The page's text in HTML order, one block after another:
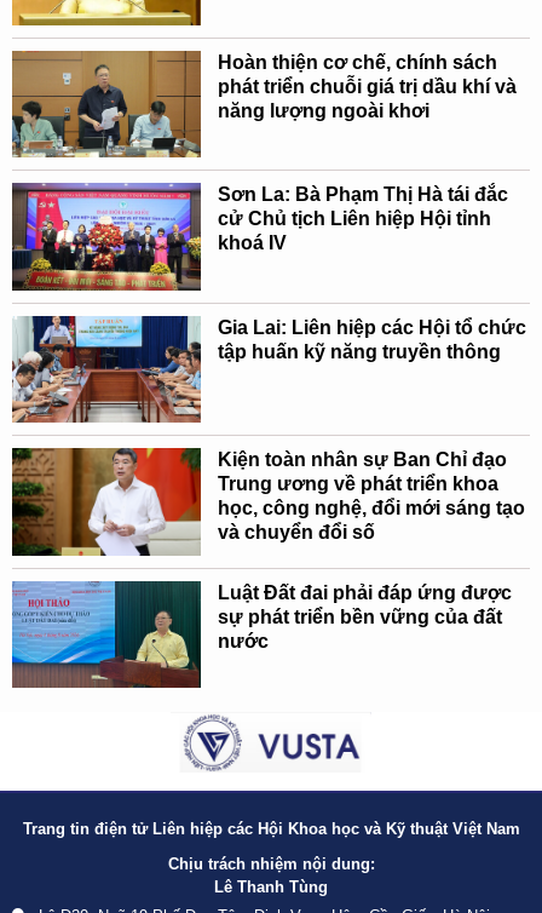
Hoàn thiện cơ chế, chính sách
phát triển chuỗi giá trị dầu khí và
năng lượng ngoài khơi
Sơn La: Bà Phạm Thị Hà tái đắc
cử Chủ tịch Liên hiệp Hội tỉnh
khoá IV
Gia Lai: Liên hiệp các Hội tổ chức
tập huấn kỹ năng truyền thông
Kiện toàn nhân sự Ban Chỉ đạo
Trung ương về phát triển khoa
học, công nghệ, đổi mới sáng tạo
và chuyển đổi số
Luật Đất đai phải đáp ứng được
sự phát triển bền vững của đất
nước
Trang tin điện tử Liên hiệp các Hội Khoa học và Kỹ thuật Việt Nam
Chịu trách nhiệm nội dung:
Lê Thanh Tùng